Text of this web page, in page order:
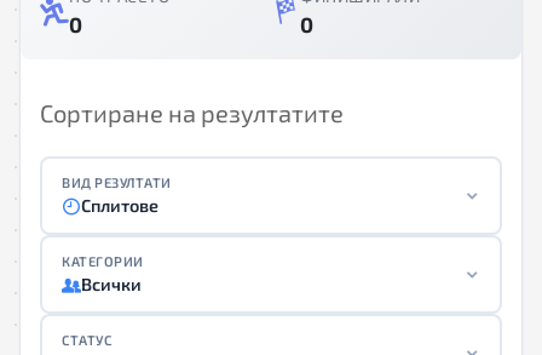
0 0
Сортиране на резултатите
ВИД РЕЗУЛТАТИ
Сплитове
КАТЕГОРИИ
Всички
СТАТУС